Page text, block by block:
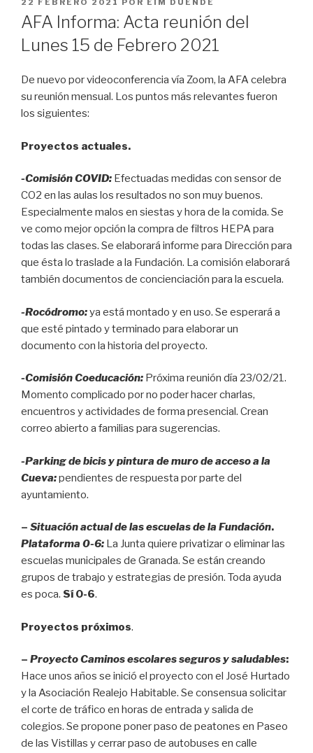
EL
22 FEBRERO 2021 POR EIM DUENDE
AFA Informa: Acta reunión del
Lunes 15 de Febrero 2021
De nuevo por videoconferencia vía Zoom, la AFA celebra
su reunión mensual. Los puntos más relevantes fueron
los siguientes:
Proyectos actuales.
-Comisión COVID: Efectuadas medidas con sensor de
CO2 en las aulas los resultados no son muy buenos.
Especialmente malos en siestas y hora de la comida. Se
ve como mejor opción la compra de filtros HEPA para
todas las clases. Se elaborará informe para Dirección para
que ésta lo traslade a la Fundación. La comisión elaborará
también documentos de concienciación para la escuela.
-Rocódromo:ya está montado y en uso. Se esperará a
que esté pintado y terminado para elaborar un
documento con la historia del proyecto.
-Comisión Coeducación: Próxima reunión día 23/02/21.
Momento complicado por no poder hacer charlas,
encuentros y actividades de forma presencial. Crean
correo abierto a familias para sugerencias.
-Parking de bicisy pintura de muro de acceso a la
Cueva:pendientes de respuesta por parte del
ayuntamiento.
– Situación actual de las escuelas de la Fundación.
Plataforma 0-6: La Junta quiere privatizar o eliminar las
escuelas municipales de Granada. Se están creando
grupos de trabajo y estrategias de presión. Toda ayuda
es poca. Sí 0-6.
Proyectos próximos.
– Proyecto Caminos escolares seguros y saludables:
Hace unos años se inició el proyecto con el José Hurtado
y la Asociación Realejo Habitable. Se consensua solicitar
el corte de tráfico en horas de entrada y salida de
colegios. Se propone poner paso de peatones en Paseo
de las Vistillas y cerrar paso de autobuses en calle